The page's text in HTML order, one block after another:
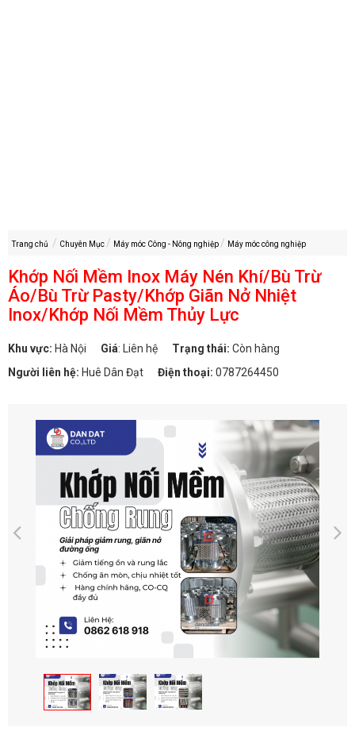
Trang chủ Chuyên Mục Máy móc Công - Nông nghiệp Máy móc công nghiệp
Khớp Nối Mềm Inox Máy Nén Khí/Bù Trừ
Áo/Bù Trừ Pasty/Khớp Giãn Nở Nhiệt
Inox/Khớp Nối Mềm Thủy Lực
Khu vực: Hà Nội Giá: Liên hệ Trạng thái: Còn hàng
Người liên hệ: Huê Dân Đạt Điện thoại: 0787264450